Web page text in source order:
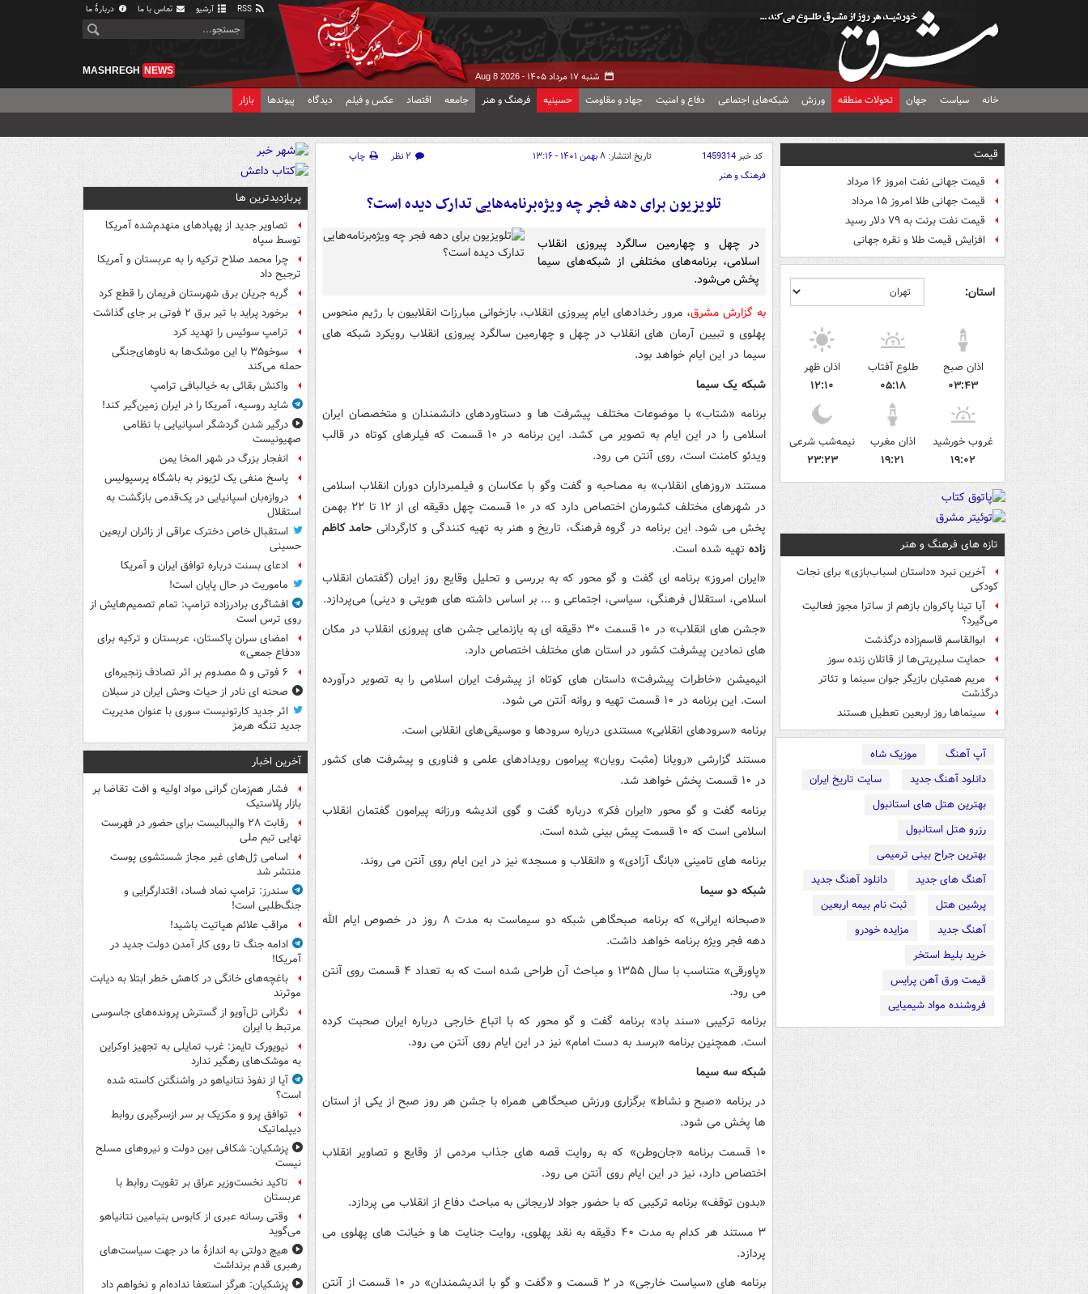
آرشیو تماس با ما دربارهٔ ما
شنبه ۱۷ مرداد ۱۴۰۵ - Aug 8 2026
MASHREGH NEWS
خانه سیاست جهان تحولات منطقه ورزش شبکه‌های اجتماعی دفاع و امنیت جهاد و مقاومت حسینیه فرهنگ و هنر جامعه اقتصاد عکس و فیلم دیدگاه پیوندها بازار
قیمت
قیمت جهانی نفت امروز ۱۶ مرداد
قیمت جهانی طلا امروز ۱۵ مرداد
قیمت نفت برنت به ۷۹ دلار رسید
افزایش قیمت طلا و نقره جهانی
استان:
اذان صبح
۰۳:۴۳
طلوع آفتاب
۰۵:۱۸
اذان ظهر
۱۲:۱۰
غروب خورشید
۱۹:۰۲
اذان مغرب
۱۹:۲۱
نیمه‌شب شرعی
۲۳:۲۳
تازه های فرهنگ و هنر
آخرین نبرد «داستان اسباب‌بازی» برای نجات
کودکی
آیا تینا پاکروان بازهم از ساترا مجوز فعالیت
می‌گیرد؟
ابوالقاسم قاسم‌زاده درگذشت
حمایت سلبریتی‌ها از قاتلان زنده سوز
مریم همتیان بازیگر جوان سینما و تئاتر
درگذشت
سینماها روز اربعین تعطیل هستند
آپ آهنگ
موزیک شاه
دانلود آهنگ جدید
سایت تاریخ ایران
بهترین هتل های استانبول
رزرو هتل استانبول
بهترین جراح بینی ترمیمی
آهنگ های جدید
دانلود آهنگ جدید
پرشین هتل
ثبت نام بیمه اربعین
آهنگ جدید
مزایده خودرو
خرید بلیط استخر
قیمت ورق آهن پرایس
فروشنده مواد شیمیایی
کد خبر1459314 تاریخ انتشار: ۸ بهمن ۱۴۰۱ - ۱۳:۱۶ ۲ نظر
چاپ
فرهنگ و هنر
تلویزیون برای دهه فجر چه ویژه‌برنامه‌هایی تدارک دیده است؟
در چهل و چهارمین سالگرد پیروزی انقلاب
اسلامی، برنامه‌های مختلفی از شبکه‌های سیما
پخش می‌شود.
به گزارش مشرق، مرور رخدادهای ایام پیروزی انقلاب، بازخوانی مبارزات انقلابیون با رژیم منحوس
پهلوی و تبیین آرمان های انقلاب در چهل و چهارمین سالگرد پیروزی انقلاب رویکرد شبکه های
سیما در این ایام خواهد بود.
شبکه یک سیما
برنامه «شتاب» با موضوعات مختلف پیشرفت ها و دستاوردهای دانشمندان و متخصصان ایران
اسلامی را در این ایام به تصویر می کشد. این برنامه در ۱۰ قسمت که فیلرهای کوتاه در قالب
ویدئو کامنت است، روی آنتن می رود.
مستند «روزهای انقلاب» به مصاحبه و گفت وگو با عکاسان و فیلمبرداران دوران انقلاب اسلامی
در شهرهای مختلف کشورمان اختصاص دارد که در ۱۰ قسمت چهل دقیقه ای از ۱۲ تا ۲۲ بهمن
پخش می شود. این برنامه در گروه فرهنگ، تاریخ و هنر به تهیه کنندگی و کارگردانی حامد کاظم
زاده تهیه شده است.
«ایران امروز» برنامه ای گفت و گو محور که به بررسی و تحلیل وقایع روز ایران (گفتمان انقلاب
اسلامی، استقلال فرهنگی، سیاسی، اجتماعی و ... بر اساس داشته های هویتی و دینی) می‌پردازد.
«جشن های انقلاب» در ۱۰ قسمت ۳۰ دقیقه ای به بازنمایی جشن های پیروزی انقلاب در مکان
های نمادین پیشرفت کشور در استان های مختلف اختصاص دارد.
انیمیشن «خاطرات پیشرفت» داستان های کوتاه از پیشرفت ایران اسلامی را به تصویر درآورده
است. این برنامه در ۱۰ قسمت تهیه و روانه آنتن می شود.
برنامه «سرودهای انقلابی» مستندی درباره سرودها و موسیقی‌های انقلابی است.
مستند گزارشی «رویانا (مثبت رویان» پیرامون رویدادهای علمی و فناوری و پیشرفت های کشور
در ۱۰ قسمت پخش خواهد شد.
برنامه گفت و گو محور «ایران فکر» درباره گفت و گوی اندیشه ورزانه پیرامون گفتمان انقلاب
اسلامی است که ۱۰ قسمت پیش بینی شده است.
برنامه های تامینی «بانگ آزادی» و «انقلاب و مسجد» نیز در این ایام روی آنتن می روند.
شبکه دو سیما
«صبحانه ایرانی» که برنامه صبحگاهی شبکه دو سیماست به مدت ۸ روز در خصوص ایام الله
دهه فجر ویژه برنامه خواهد داشت.
«پاورقی» متناسب با سال ۱۳۵۵ و مباحث آن طراحی شده است که به تعداد ۴ قسمت روی آنتن
می رود.
برنامه ترکیبی «سند باد» برنامه گفت و گو محور که با اتباع خارجی درباره ایران صحبت کرده
است. همچنین برنامه «برسد به دست امام» نیز در این ایام روی آنتن می رود.
شبکه سه سیما
در برنامه «صبح و نشاط» برگزاری ورزش صبحگاهی همراه با جشن هر روز صبح از یکی از استان
ها پخش می شود.
۱۰ قسمت برنامه «جان‌وطن» که به روایت قصه های جذاب مردمی از وقایع و تصاویر انقلاب
اختصاص دارد، نیز در این ایام روی آنتن می رود.
«بدون توقف» برنامه ترکیبی که با حضور جواد لاریجانی به مباحث دفاع از انقلاب می پردازد.
۳ مستند هر کدام به مدت ۴۰ دقیقه به نقد پهلوی، روایت جنایت ها و خیانت های پهلوی می
پردازد.
برنامه های «سیاست خارجی» در ۲ قسمت و «گفت و گو با اندیشمندان» در ۱۰ قسمت از آنتن
پربازدیدترین ها
تصاویر جدید از پهپادهای منهدم‌شده آمریکا
توسط سپاه
چرا محمد صلاح ترکیه را به عربستان و آمریکا
ترجیح داد
گربه جریان برق شهرستان فریمان را قطع کرد
برخورد پراید با تیر برق ۲ فوتی بر جای گذاشت
ترامپ سوئیس را تهدید کرد
سوخو۳۵ با این موشک‌ها به ناوهای‌جنگی
حمله می‌کند
واکنش بقائی به خیالبافی ترامپ
شاید روسیه، آمریکا را در ایران زمین‌گیر کند!
درگیر شدن گردشگر اسپانیایی با نظامی
صهیونیست
انفجار بزرگ در شهر المخا یمن
پاسخ منفی یک لژیونر به باشگاه پرسپولیس
دروازه‌بان اسپانیایی در یک‌قدمی بازگشت به
استقلال
استقبال خاص دخترک عراقی از زائران اربعین
حسینی
ادعای بسنت درباره توافق ایران و آمریکا
ماموریت در حال پایان است!
افشاگری برادرزاده ترامپ: تمام تصمیم‌هایش از
روی ترس است
امضای سران پاکستان، عربستان و ترکیه برای
«دفاع جمعی»
۶ فوتی و ۵ مصدوم بر اثر تصادف زنجیره‌ای
صحنه ای نادر از حیات وحش ایران در سبلان
اثر جدید کارتونیست سوری با عنوان مدیریت
جدید تنگه هرمز
آخرین اخبار
فشار هم‌زمان گرانی مواد اولیه و افت تقاضا بر
بازار پلاستیک
رقابت ۲۸ والیبالیست برای حضور در فهرست
نهایی تیم ملی
اسامی ژل‌های غیر مجاز شستشوی پوست
منتشر شد
سندرز: ترامپ نماد فساد، اقتدارگرایی و
جنگ‌طلبی است!
مراقب علائم هپاتیت باشید!
ادامه جنگ تا روی کار آمدن دولت جدید در
آمریکا!
باغچه‌های خانگی در کاهش خطر ابتلا به دیابت
موثرند
نگرانی تل‌آویو از گسترش پرونده‌های جاسوسی
مرتبط با ایران
نیویورک تایمز: غرب تمایلی به تجهیز اوکراین
به موشک‌های رهگیر ندارد
آیا از نفوذ نتانیاهو در واشنگتن کاسته شده
است؟
توافق پرو و مکزیک بر سر ازسرگیری روابط
دیپلماتیک
پزشکیان: شکافی بین دولت و نیروهای مسلح
نیست
تاکید نخست‌وزیر عراق بر تقویت روابط با
عربستان
وقتی رسانه عبری از کابوس بنیامین نتانیاهو
می‌گوید
هیچ دولتی به اندازۀ ما در جهت سیاست‌های
رهبری قدم برنداشت
پزشکیان: هرگز استعفا نداده‌ام و نخواهم داد